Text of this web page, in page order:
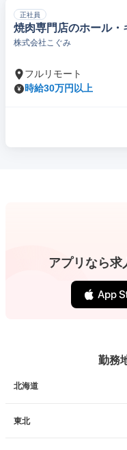
正社員
焼肉専門店のホール・
株式会社こぐみ
フルリモート
時給30万円以上
アプリなら求
勤務
北海道
東北